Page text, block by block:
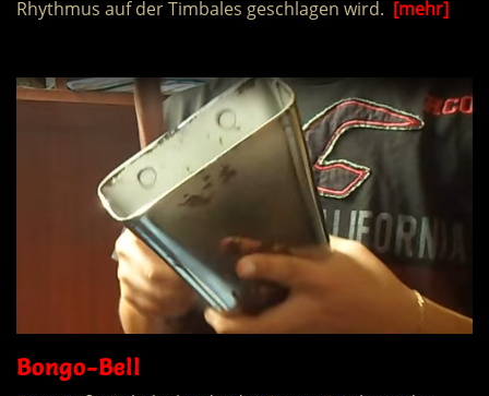
Rhythmus auf der Timbales geschlagen wird. [mehr]
Bongo-Bell